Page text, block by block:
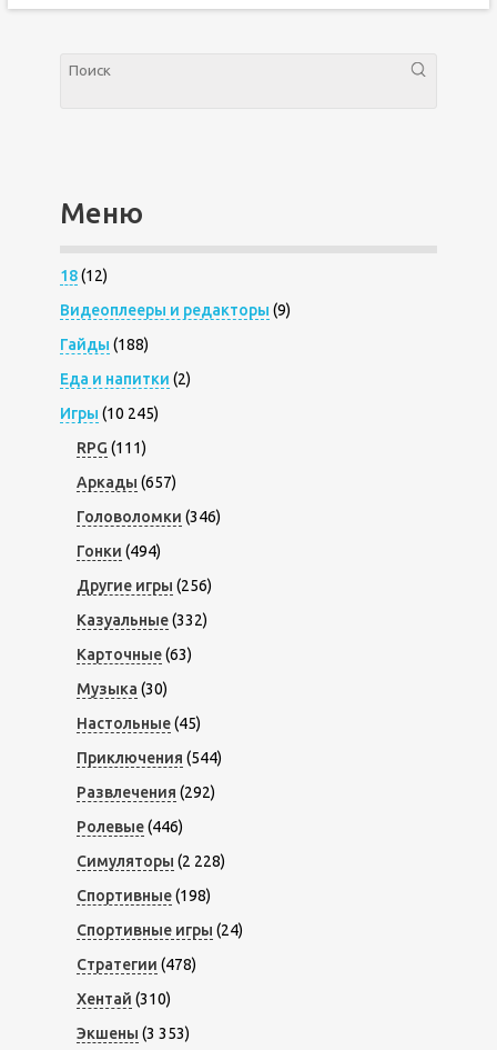
Меню
18(12)
Видеоплееры и редакторы (9)
Гайды (188)
Еда и напитки (2)
Игры (10 245)
RPG (111)
Аркады (657)
Головоломки (346)
Гонки (494)
Другие игры (256)
Казуальные(332)
Карточные(63)
Музыка (30)
Настольные(45)
Приключения (544)
Развлечения (292)
Ролевые(446)
Симуляторы (2 228)
Спортивные(198)
Спортивные игры (24)
Стратегии (478)
Хентай (310)
Экшены (3 353)